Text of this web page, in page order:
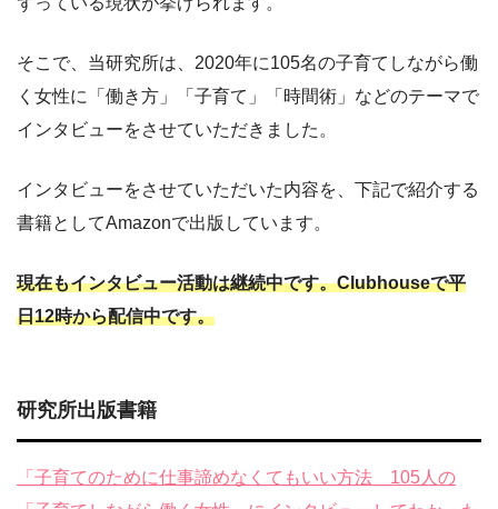
そこで、当研究所は、2020年に105名の子育てしながら働
く女性に「働き方」「子育て」「時間術」などのテーマで
インタビューをさせていただきました。
インタビューをさせていただいた内容を、下記で紹介する
書籍としてAmazonで出版しています。
現在もインタビュー活動は継続中です。Clubhouseで平
日12時から配信中です。
研究所出版書籍
「子育てのために仕事諦めなくてもいい方法 105人の